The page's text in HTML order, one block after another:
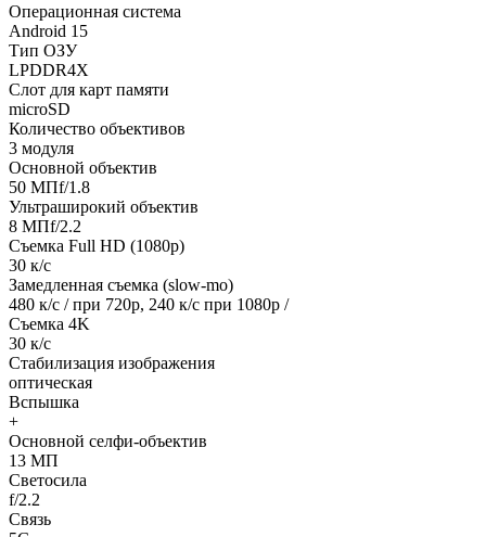
Операционная система
Android 15
Тип ОЗУ
LPDDR4X
Слот для карт памяти
microSD
Количество объективов
3 модуля
Основной объектив
50 МПf/1.8
Ультраширокий объектив
8 МПf/2.2
Съемка Full HD (1080p)
30 к/с
Замедленная съемка (slow-mo)
480 к/с / при 720р, 240 к/с при 1080р /
Съемка 4K
30 к/с
Стабилизация изображения
оптическая
Вспышка
+
Основной селфи-объектив
13 МП
Светосила
f/2.2
Связь